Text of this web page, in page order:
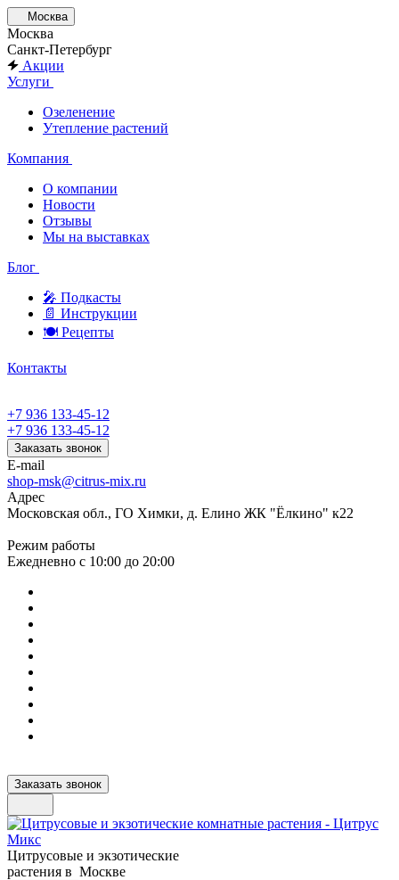
Москва
Москва
Санкт-Петербург
Акции
Услуги
Озеленение
Утепление растений
Компания
О компании
Новости
Отзывы
Мы на выставках
Блог
🎤︎︎ Подкасты
📄 Инструкции
🍽 Рецепты
Контакты
+7 936 133-45-12
+7 936 133-45-12
Заказать звонок
E-mail
shop-msk@citrus-mix.ru
Адрес
Московская обл., ГО Химки, д. Елино ЖК "Ёлкино" к22
Режим работы
Ежедневно с 10:00 до 20:00
Заказать звонок
Цитрусовые и экзотические
растения в Москве